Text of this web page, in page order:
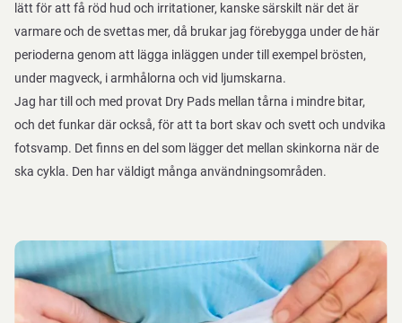
lätt för att få röd hud och irritationer, kanske särskilt när det är
varmare och de svettas mer, då brukar jag förebygga under de här
perioderna genom att lägga inläggen under till exempel brösten,
under magveck, i armhålorna och vid ljumskarna.
Jag har till och med provat Dry Pads mellan tårna i mindre bitar,
och det funkar där också, för att ta bort skav och svett och undvika
fotsvamp. Det finns en del som lägger det mellan skinkorna när de
ska cykla. Den har väldigt många användningsområden.